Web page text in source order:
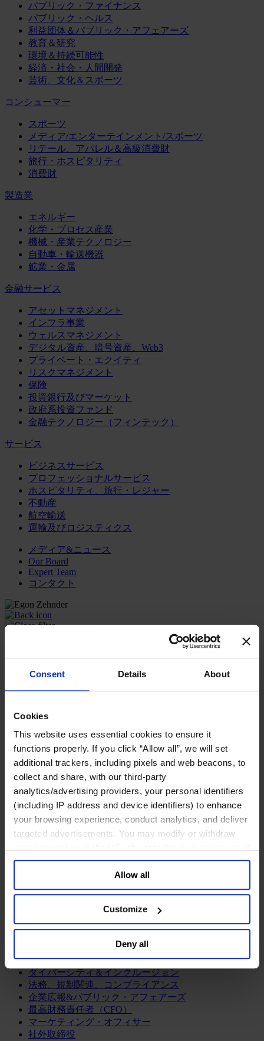
Consent Details About
Cookies
This website uses essential cookies to ensure it
functions properly. If you click “Allow all”, we will set
additional trackers, including pixels and web beacons, to
collect and share, with our third-party
analytics/advertising providers, your personal identifiers
(including IP address and device identifiers) to enhance
your browsing experience, conduct analytics, and deliver
targeted advertisements. You may modify or withdraw
your data for targeted advertising, by clicking “Do Not
Sell or Share My Personal Information” in the footer of
the website. You must opt-out of each device and each
browser. For additional information and retention terms
general collection and use of personal information see
Allow all
Customize
Deny all
パブリック・ファイナンス
パブリック・ヘルス
利益団体＆パブリック・アフェアーズ
教育＆研究
環境＆持続可能性
経済・社会・人間開発
芸術、文化＆スポーツ
コンシューマー
スポーツ
メディア/エンターテインメント/スポーツ
リテール、アパレル＆高級消費財
旅行・ホスピタリティ
消費財
製造業
エネルギー
化学・プロセス産業
機械・産業テクノロジー
自動車・輸送機器
鉱業・金属
金融サービス
アセットマネジメント
インフラ事業
ウェルスマネジメント
デジタル資産、暗号資産、Web3
プライベート・エクイティ
リスクマネジメント
保険
投資銀行及びマーケット
政府系投資ファンド
金融テクノロジー（フィンテック）
サービス
ビジネスサービス
プロフェッショナルサービス
ホスピタリティ、旅行・レジャー
不動産
航空輸送
運輸及びロジスティクス
メディア&ニュース
Our Board
Expert Team
コンタクト
ファンクション
産業・セクター
企業情報
キャリア
日本語 Change
コンサルティング内容
トランスフォーメーショナル・リーダーシップ開発プ
ログラム
経営人材の評価
組織変革の支援
エグゼクティブサーチ
企業統治アドバイザリー
経営人材の育成
チームの機能強化
ファンクション
情報テクノロジーオフィサー（CIO, CTO）
サステナビリティ（CSR）
ダイバーシティ＆インクルージョン
法務、規制関連、コンプライアンス
企業広報&パブリック・アフェアーズ
最高財務責任者（CFO）
マーケティング・オフィサー
社外取締役